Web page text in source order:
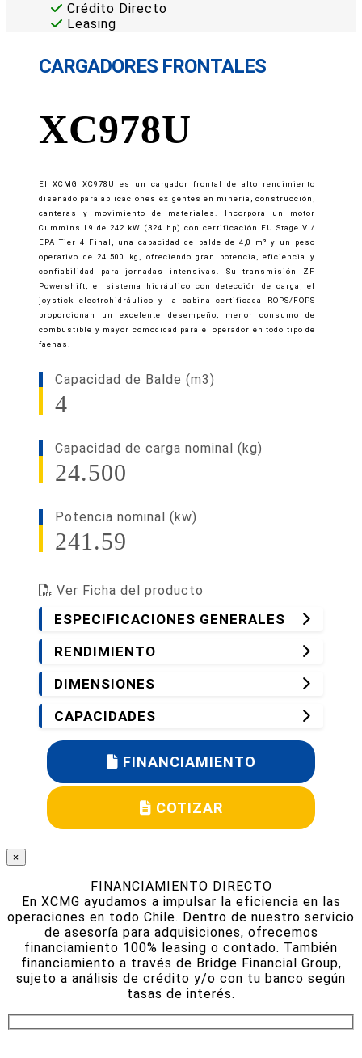
Crédito Directo
Leasing
CARGADORES FRONTALES
XC978U
El XCMG XC978U es un cargador frontal de alto rendimiento
diseñado para aplicaciones exigentes en minería, construcción,
canteras y movimiento de materiales. Incorpora un motor
Cummins L9 de 242 kW (324 hp) con certificación EU Stage V /
EPA Tier 4 Final, una capacidad de balde de 4,0 m³ y un peso
operativo de 24.500 kg, ofreciendo gran potencia, eficiencia y
confiabilidad para jornadas intensivas. Su transmisión ZF
Powershift, el sistema hidráulico con detección de carga, el
joystick electrohidráulico y la cabina certificada ROPS/FOPS
proporcionan un excelente desempeño, menor consumo de
combustible y mayor comodidad para el operador en todo tipo de
faenas.
Capacidad de Balde (m3)
4
Capacidad de carga nominal (kg)
24.500
Potencia nominal (kw)
241.59
Ver Ficha del producto
ESPECIFICACIONES GENERALES
RENDIMIENTO
DIMENSIONES
CAPACIDADES
FINANCIAMIENTO
COTIZAR
×
FINANCIAMIENTO DIRECTO
En XCMG ayudamos a impulsar la eficiencia en las
operaciones en todo Chile. Dentro de nuestro servicio
de asesoría para adquisiciones, ofrecemos
financiamiento 100% leasing o contado. También
financiamiento a través de Bridge Financial Group,
sujeto a análisis de crédito y/o con tu banco según
tasas de interés.